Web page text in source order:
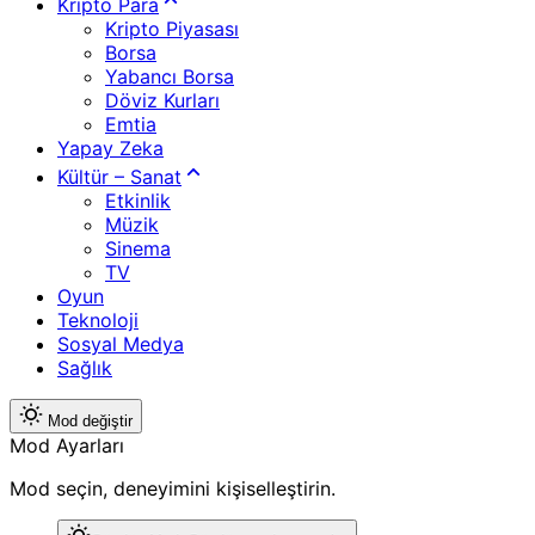
Kripto Para
Kripto Piyasası
Borsa
Yabancı Borsa
Döviz Kurları
Emtia
Yapay Zeka
Kültür – Sanat
Etkinlik
Müzik
Sinema
TV
Oyun
Teknoloji
Sosyal Medya
Sağlık
Mod değiştir
Mod Ayarları
Mod seçin, deneyimini kişiselleştirin.